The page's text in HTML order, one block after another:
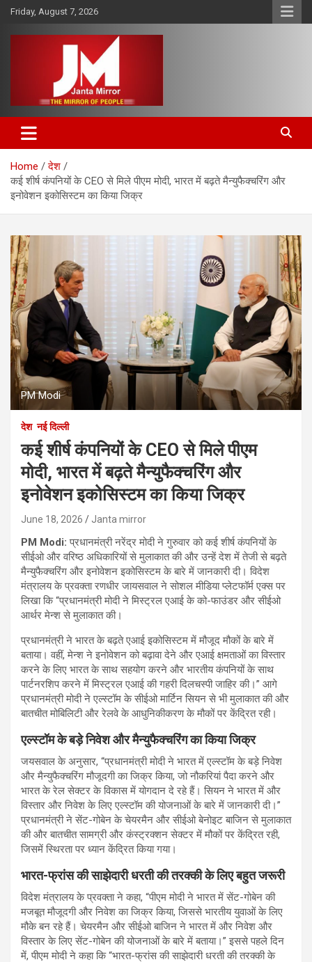
Skip
content
Friday, August 7, 2026
Janta Mirror
Home
देश
कई शीर्ष कंपनियों के CEO से मिले पीएम मोदी, भारत में बढ़ते मैन्युफैक्चरिंग और
इनोवेशन इकोसिस्टम का किया जिक्र
PM Modi
देश नई दिल्ली
कई शीर्ष कंपनियों के CEO से मिले पीएम
मोदी, भारत में बढ़ते मैन्युफैक्चरिंग और
इनोवेशन इकोसिस्टम का किया जिक्र
June 18, 2026 Janta mirror
PM Modi:प्रधानमंत्री नरेंद्र मोदी ने गुरुवार को कई शीर्ष कंपनियों के
सीईओ और वरिष्ठ अधिकारियों से मुलाकात की और उन्हें देश में तेजी से बढ़ते
मैन्युफैक्चरिंग और इनोवेशन इकोसिस्टम के बारे में जानकारी दी। विदेश
मंत्रालय के प्रवक्ता रणधीर जायसवाल ने सोशल मीडिया प्लेटफॉर्म एक्स पर
लिखा कि “प्रधानमंत्री मोदी ने मिस्ट्रल एआई के को-फाउंडर और सीईओ
आर्थर मेन्श से मुलाकात की।
प्रधानमंत्री ने भारत के बढ़ते एआई इकोसिस्टम में मौजूद मौकों के बारे में
बताया। वहीं, मेन्श ने इनोवेशन को बढ़ावा देने और एआई क्षमताओं का विस्तार
करने के लिए भारत के साथ सहयोग करने और भारतीय कंपनियों के साथ
पार्टनरशिप करने में मिस्ट्रल एआई की गहरी दिलचस्पी जाहिर की।” आगे
प्रधानमंत्री मोदी ने एल्स्टॉम के सीईओ मार्टिन सियन से भी मुलाकात की और
बातचीत मोबिलिटी और रेलवे के आधुनिकीकरण के मौकों पर केंद्रित रही।
एल्स्टॉम के बड़े निवेश और मैन्युफैक्चरिंग का किया जिक्र
जयसवाल के अनुसार, “प्रधानमंत्री मोदी ने भारत में एल्स्टॉम के बड़े निवेश
और मैन्युफैक्चरिंग मौजूदगी का जिक्र किया, जो नौकरियां पैदा करने और
भारत के रेल सेक्टर के विकास में योगदान दे रहे हैं। सियन ने भारत में और
विस्तार और निवेश के लिए एल्स्टॉम की योजनाओं के बारे में जानकारी दी।”
प्रधानमंत्री ने सेंट-गोबेन के चेयरमैन और सीईओ बेनोइट बाजिन से मुलाकात
की और बातचीत सामग्री और कंस्ट्रक्शन सेक्टर में मौकों पर केंद्रित रही,
जिसमें स्थिरता पर ध्यान केंद्रित किया गया।
भारत-फ्रांस की साझेदारी धरती की तरक्की के लिए बहुत जरूरी
विदेश मंत्रालय के प्रवक्ता ने कहा, “पीएम मोदी ने भारत में सेंट-गोबेन की
मजबूत मौजूदगी और निवेश का जिक्र किया, जिससे भारतीय युवाओं के लिए
मौके बन रहे हैं। चेयरमैन और सीईओ बाजिन ने भारत में और निवेश और
विस्तार के लिए सेंट-गोबेन की योजनाओं के बारे में बताया।” इससे पहले दिन
में, पीएम मोदी ने कहा कि “भारत-फ्रांस की साझेदारी धरती की तरक्की के